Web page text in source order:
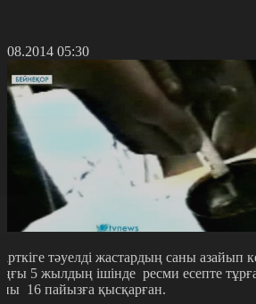
05:30
тәуелді жастардың саны азайып
5 жылдың ішінде ресми есепте
16 пайызға қысқарған.